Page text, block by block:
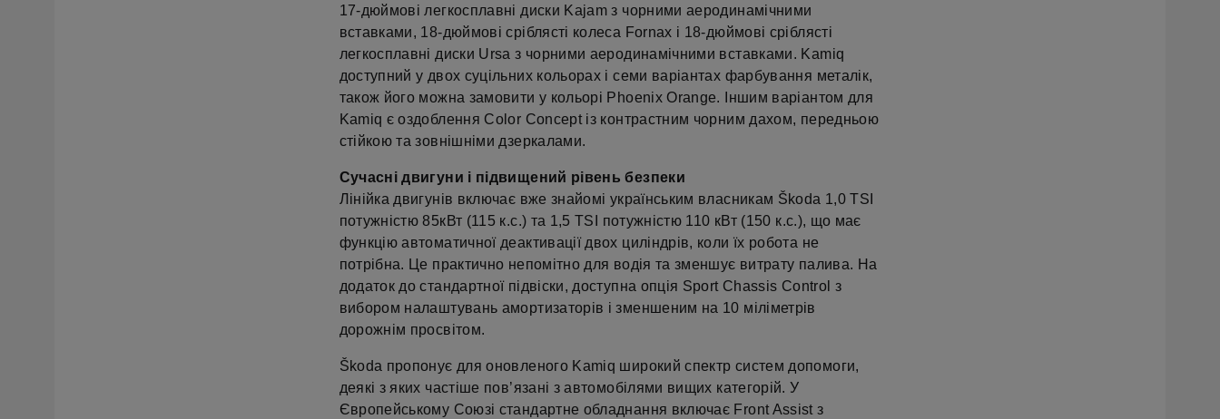
17-дюймові легкосплавні диски Kajam з чорними аеродинамічними
вставками, 18-дюймові сріблясті колеса Fornax і 18-дюймові сріблясті
легкосплавні диски Ursa з чорними аеродинамічними вставками. Kamiq
доступний у двох суцільних кольорах і семи варіантах фарбування металік,
також його можна замовити у кольорі Phoenix Orange. Іншим варіантом для
Kamiq є оздоблення Color Concept із контрастним чорним дахом, передньою
стійкою та зовнішніми дзеркалами.
Сучасні двигуни і підвищений рівень безпеки
Лінійка двигунів включає вже знайомі українським власникам Škoda 1,0 TSI
потужністю 85кВт (115 к.с.) та 1,5 TSI потужністю 110 кВт (150 к.с.), що має
функцію автоматичної деактивації двох циліндрів, коли їх робота не
потрібна. Це практично непомітно для водія та зменшує витрату палива. На
додаток до стандартної підвіски, доступна опція Sport Chassis Control з
вибором налаштувань амортизаторів і зменшеним на 10 міліметрів
дорожнім просвітом.
Škoda пропонує для оновленого Kamiq широкий спектр систем допомоги,
деякі з яких частіше пов’язані з автомобілями вищих категорій. У
Європейському Союзі стандартне обладнання включає Front Assist з